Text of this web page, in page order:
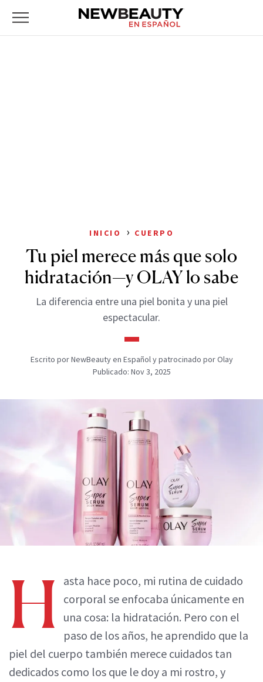
Primary
NewBeauty
INICIO › CUERPO
Tu piel merece más que solo
hidratación—y OLAY lo sabe
La diferencia entre una piel bonita y una piel
espectacular.
Escrito por NewBeauty en Español y patrocinado por Olay
Publicado: Nov 3, 2025
H
asta hace poco, mi rutina de cuidado
corporal se enfocaba únicamente en
una cosa: la hidratación. Pero con el
paso de los años, he aprendido que la
piel del cuerpo también merece cuidados tan
dedicados como los que le doy a mi rostro, y